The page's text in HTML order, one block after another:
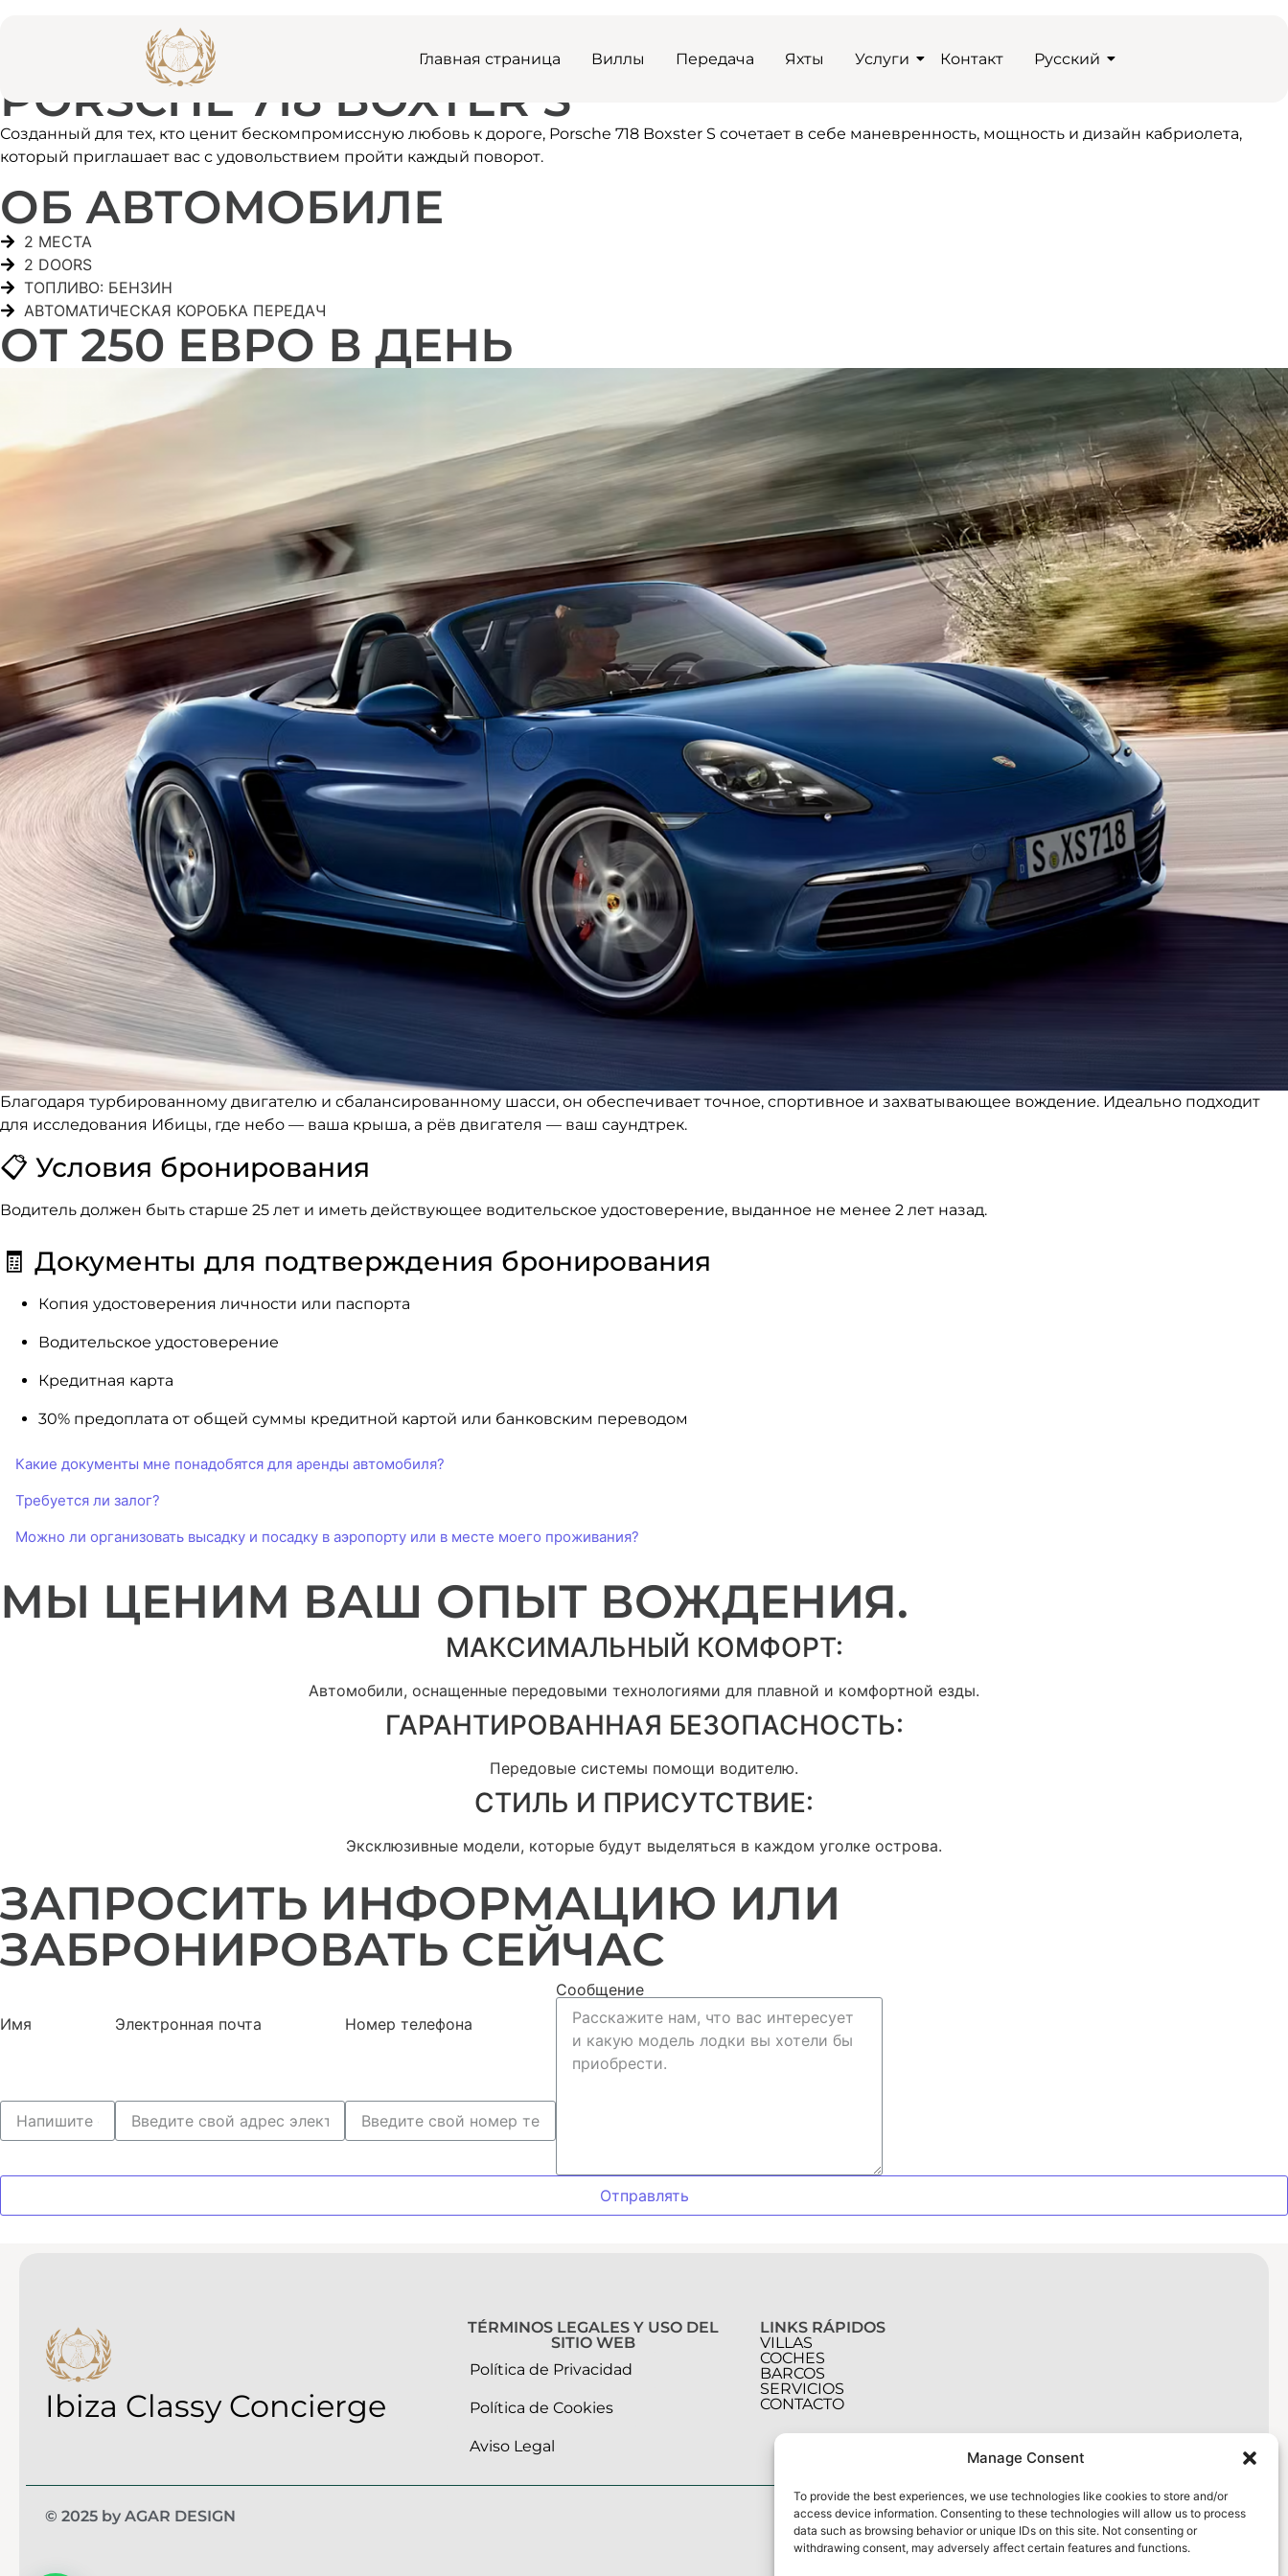
Manage Consent
To provide the best experiences, we use technologies like cookies to store and/or
access device information. Consenting to these technologies will allow us to process
data such as browsing behavior or unique IDs on this site. Not consenting or
withdrawing consent, may adversely affect certain features and functions.
Главная страница Виллы Передача Яхты Услуги Контакт Русский
PORSCHE 718 BOXTER S
Созданный для тех, кто ценит бескомпромиссную любовь к дороге, Porsche 718 Boxster S сочетает в себе маневренность, мощность и дизайн кабриолета,
который приглашает вас с удовольствием пройти каждый поворот.
ОБ АВТОМОБИЛЕ
2 МЕСТА
2 DOORS
ТОПЛИВО: БЕНЗИН
АВТОМАТИЧЕСКАЯ КОРОБКА ПЕРЕДАЧ
ОТ 250 ЕВРО В ДЕНЬ
Благодаря турбированному двигателю и сбалансированному шасси, он обеспечивает точное, спортивное и захватывающее вождение. Идеально подходит
для исследования Ибицы, где небо — ваша крыша, а рёв двигателя — ваш саундтрек.
📋 Условия бронирования
Водитель должен быть старше 25 лет и иметь действующее водительское удостоверение, выданное не менее 2 лет назад.
🧾 Документы для подтверждения бронирования
Копия удостоверения личности или паспорта
Водительское удостоверение
Кредитная карта
30% предоплата от общей суммы кредитной картой или банковским переводом
Какие документы мне понадобятся для аренды автомобиля?
Требуется ли залог?
Можно ли организовать высадку и посадку в аэропорту или в месте моего проживания?
МЫ ЦЕНИМ ВАШ ОПЫТ ВОЖДЕНИЯ.
МАКСИМАЛЬНЫЙ КОМФОРТ:
Автомобили, оснащенные передовыми технологиями для плавной и комфортной езды.
ГАРАНТИРОВАННАЯ БЕЗОПАСНОСТЬ:
Передовые системы помощи водителю.
СТИЛЬ И ПРИСУТСТВИЕ:
Эксклюзивные модели, которые будут выделяться в каждом уголке острова.
ЗАПРОСИТЬ ИНФОРМАЦИЮ ИЛИ
ЗАБРОНИРОВАТЬ СЕЙЧАС
Имя Электронная почта Номер телефона
Сообщение
Отправлять
Ibiza Classy Concierge
TÉRMINOS LEGALES Y USO DEL
SITIO WEB
Política de Privacidad
Política de Cookies
Aviso Legal
LINKS RÁPIDOS
VILLAS
COCHES
BARCOS
SERVICIOS
CONTACTO
© 2025 by AGAR DESIGN